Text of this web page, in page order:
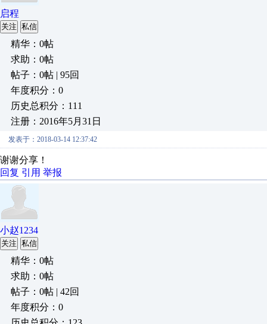
启程
关注 私信
精华：0帖
求助：0帖
帖子：0帖 | 95回
年度积分：0
历史总积分：111
注册：2016年5月31日
发表于：2018-03-14 12:37:42
谢谢分享！
回复 引用 举报
小赵1234
关注 私信
精华：0帖
求助：0帖
帖子：0帖 | 42回
年度积分：0